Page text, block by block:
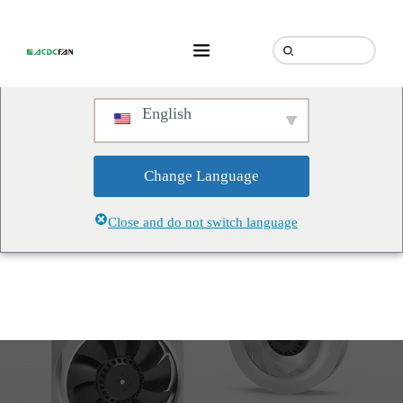
speaking a different language.
Do you want to change to:
English
Change Language
Close and do not switch language